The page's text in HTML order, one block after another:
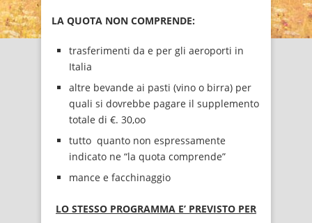
LA QUOTA NON COMPRENDE:
trasferimenti da e per gli aeroporti in
Italia
altre bevande ai pasti (vino o birra) per
quali si dovrebbe pagare il supplemento
totale di €. 30,oo
tutto quanto non espressamente
indicato ne “la quota comprende”
mance e facchinaggio
LO STESSO PROGRAMMA E’ PREVISTO PER